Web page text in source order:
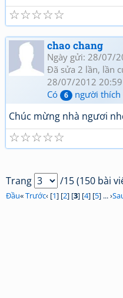
☆
☆
☆
☆
☆
chao chang
Ngày gửi: 28/07/
Đã sửa 2 lần, lần
28/07/2012 20:59
Có
6 người thích
Chúc mừng nhà ngươi
☆
☆
☆
☆
☆
Trang /15 (150 bài
Đầu«Trước‹ [1] [2] [3] [4] [5] ... ›